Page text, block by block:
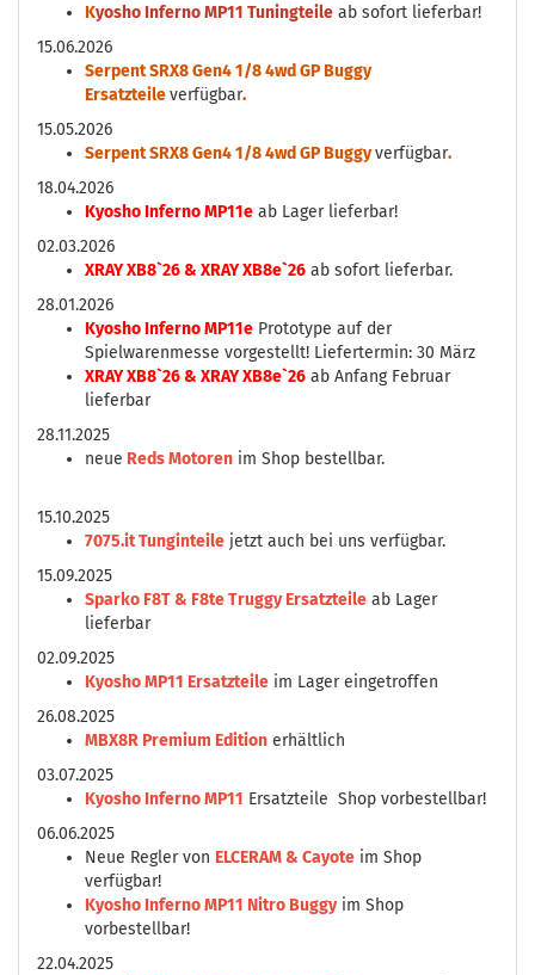
Kyosho Inferno MP11 Tuningteile ab sofort lieferbar!
15.06.2026
Serpent SRX8 Gen4 1/8 4wd GP Buggy
Ersatzteileverfügbar.
15.05.2026
Serpent SRX8 Gen4 1/8 4wd GP Buggyverfügbar.
18.04.2026
Kyosho Inferno MP11e ab Lager lieferbar!
02.03.2026
XRAY XB8`26 & XRAY XB8e`26 ab sofort lieferbar.
28.01.2026
Kyosho Inferno MP11e Prototype auf der
Spielwarenmesse vorgestellt! Liefertermin: 30 März
XRAY XB8`26 & XRAY XB8e`26 ab Anfang Februar
lieferbar
28.11.2025
neue Reds Motoren im Shop bestellbar.
15.10.2025
7075.it Tunginteile jetzt auch bei uns verfügbar.
15.09.2025
Sparko F8T & F8te Truggy Ersatzteile ab Lager
lieferbar
02.09.2025
Kyosho MP11 Ersatzteile im Lager eingetroffen
26.08.2025
MBX8R Premium Edition erhältlich
03.07.2025
Kyosho Inferno MP11 Ersatzteile Shop vorbestellbar!
06.06.2025
Neue Regler von ELCERAM & Cayote im Shop
verfügbar!
Kyosho Inferno MP11 Nitro Buggyim Shop
vorbestellbar!
22.04.2025